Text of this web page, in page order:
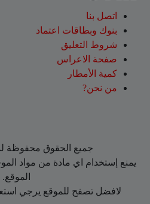
اتصل بنا
بنوك وبطاقات اعتماد
شروط التعليق‎
صفحة الاعراس
كمية الأمطار
من نحن?
جميع الحقوق محفوظة
يمنع إستخدام اي مادة من مواد
الموقع.
لافضل تصفح للموقع يرجي